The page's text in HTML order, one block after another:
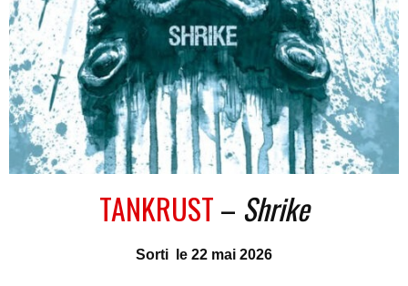
TANKRUST– Shrike
Sorti le 22 mai 2026